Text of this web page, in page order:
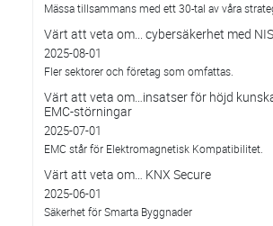
Mässa tillsammans med ett 30-tal av våra
Värt att veta om... cybersäkerhet med
2025-08-01
Fler sektorer och företag som omfattas.
Värt att veta om…insatser för höjd
EMC-störningar
2025-07-01
EMC står för Elektromagnetisk Kompatibilitet.
Värt att veta om… KNX Secure
2025-06-01
Säkerhet för Smarta Byggnader